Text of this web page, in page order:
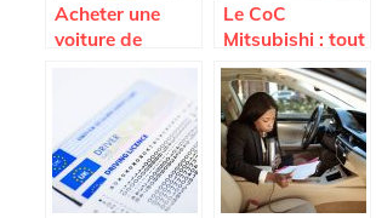
Acheter une
voiture de
focus sur le côté
administratif
Le CoC
Mitsubishi : tout
savoir sur ce
document
indispensable